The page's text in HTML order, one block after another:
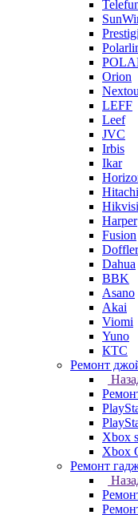
Orion
LEFF
Leef
JVC
Irbis
Ikar
Hitachi
Harper
Fusion
Doffler
Dahua
BBK
Asano
Akai
Viomi
Yuno
КТС
Ремонт
Xbox
Xbox
Ремонт